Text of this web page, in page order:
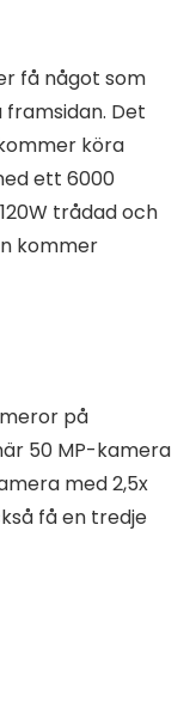
få något som
framsidan. Det
köra
ett 6000
trådad och
kommer
på
50 MP-kamera
med 2,5x
få en tredje